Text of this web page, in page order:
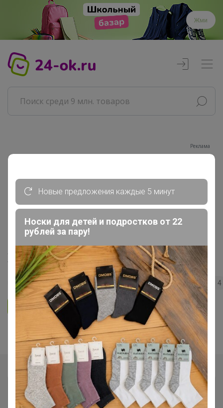
Жми
Реклама
Главная
Совместные покупки
"Сыры, сливки по сказочной цене!"
Холодильник
140 5.0 35.7K 36.3K 3.7K 4
Ответить
Показаны записи1-3из3.
Новые предложения каждые 5 минут
Носки для детей и подростков от 22
рублей за пару!